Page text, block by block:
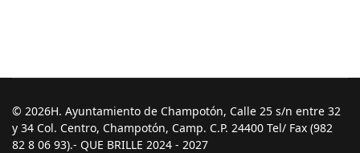
© 2026H. Ayuntamiento de Champotón, Calle 25 s/n entre 32
y 34 Col. Centro, Champotón, Camp. C.P. 24400 Tel/ Fax (982
82 8 06 93).- QUE BRILLE 2024 - 2027